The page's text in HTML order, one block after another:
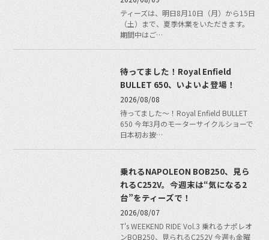
ティーズは、明日8月10日（月）から15日
（土）まで、夏季休業をいただきます。
期間中はご…
待ってました！Royal Enfield
BULLET 650、いよいよ登場！
2026/08/08
待ってました〜！Royal Enfield BULLET
650 今年3月のモーターサイクルショーで
日本初お披…
乗れるNAPOLEON BOB250、見ら
れるC252V。今週末は“気になる2
台”をティーズで！
2026/08/07
T's WEEKEND RIDE Vol.3 乗れるナポレオ
ンBOB250、見られるC252V 今週も金曜